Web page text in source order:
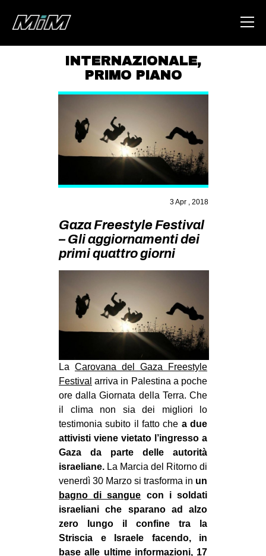
HOME
AREA
DEGENERAZIONE
GAZA FREESTYLE
CSOA LAMBRETTA
STUDENTI TSUNAMI
ZAM
MILANO
MOBILITAZIONI
SPAZI
SPORT POPOLARE
MOVIMENTI
AMBIENTE
ANTIFASCISMO
DIRITTO ALL’ABITARE
GENERI
MIGRAZIONI
PRECARIATO
REPRESSIONE
STUDENTI
CULTURE
INTERNAZIONALE,
PRIMO PIANO
3 Apr , 2018
Gaza Freestyle Festival
– Gli aggiornamenti dei
primi quattro giorni
La Carovana del Gaza Freestyle
Festival arriva in Palestina a poche
ore dalla Giornata della Terra. Che
il clima non sia dei migliori lo
testimonia subito il fatto che a due
attivisti viene vietato l’ingresso a
Gaza da parte delle autorità
israeliane. La Marcia del Ritorno di
venerdì 30 Marzo si trasforma in un
bagno di sangue con i soldati
israeliani che sparano ad alzo
zero lungo il confine tra la
Striscia e Israele facendo, in
base alle ultime informazioni, 17